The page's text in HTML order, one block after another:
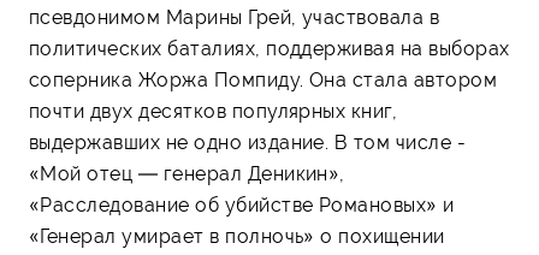
псевдонимом Марины Грей, участвовала в
политических баталиях, поддерживая на выборах
соперника Жоржа Помпиду. Она стала автором
почти двух десятков популярных книг,
выдержавших не одно издание. В том числе -
«Мой отец — генерал Деникин»,
«Расследование об убийстве Романовых» и
«Генерал умирает в полночь» о похищении